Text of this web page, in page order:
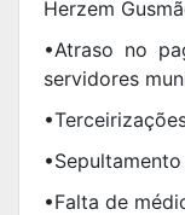
Herzem
•Atraso no
servidores
•Falta de